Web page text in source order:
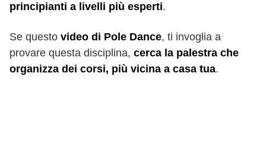
principianti a livelli più esperti.
Se questo video di Pole Dance, ti invoglia a
provare questa disciplina, cerca la palestra che
organizza dei corsi, più vicina a casa tua.